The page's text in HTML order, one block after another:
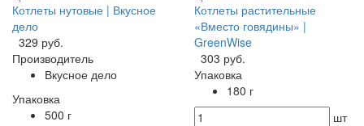
Котлеты нутовые | Вкусное
дело
329 руб.
Производитель
Вкусное дело
Упаковка
500 г
Котлеты растительные
«Вместо говядины» |
GreenWise
303 руб.
Упаковка
180 г
шт